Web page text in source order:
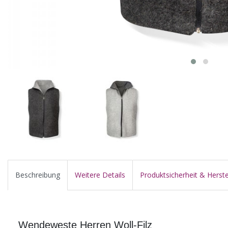
Beschreibung Weitere Details Produktsicherheit &
Wendeweste Herren Woll-Filz